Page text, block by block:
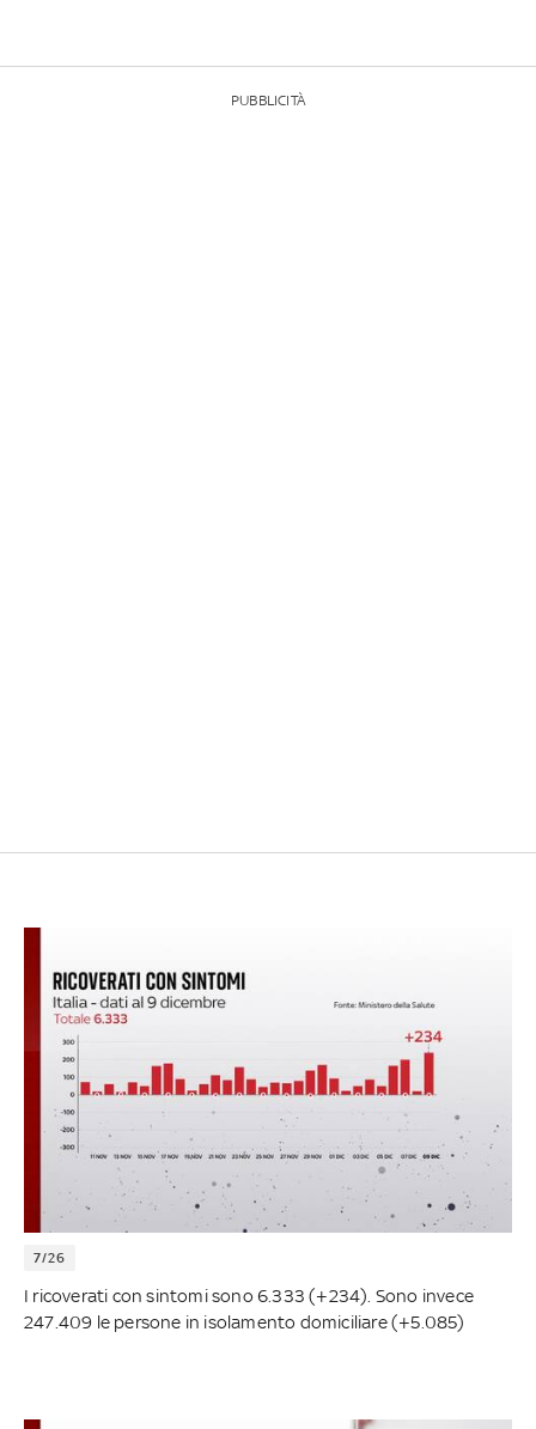
PUBBLICITÀ
7/26
I ricoverati con sintomi sono 6.333 (+234). Sono invece
247.409 le persone in isolamento domiciliare (+5.085)